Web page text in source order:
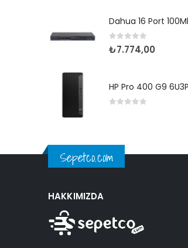
0 5 üzerinden
₺7.774,00
Sepetco.com
HAKKIMIZDA